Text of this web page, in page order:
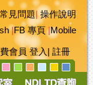
常見問題|操作說明
|FB 專頁|Mobile
會員 登入 註冊